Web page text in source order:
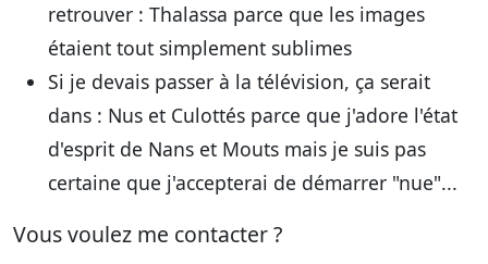
retrouver : Thalassa parce que les images
étaient tout simplement sublimes
Si je devais passer à la télévision, ça serait
dans : Nus et Culottés parce que j'adore l'état
d'esprit de Nans et Mouts mais je suis pas
certaine que j'accepterai de démarrer "nue"...
Vous voulez me contacter ?